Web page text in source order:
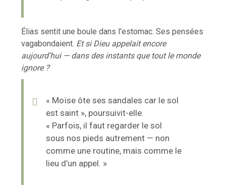
Élias sentit une boule dans l’estomac. Ses pensées
vagabondaient. Et si Dieu appelait encore
aujourd’hui — dans des instants que tout le monde
ignore ?
« Moïse ôte ses sandales car le sol
est saint », poursuivit-elle.
« Parfois, il faut regarder le sol
sous nos pieds autrement — non
comme une routine, mais comme le
lieu d’un appel. »